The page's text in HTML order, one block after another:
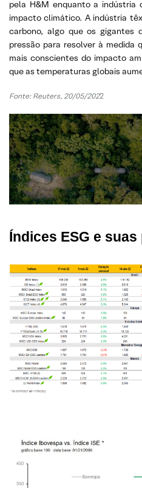
pela H&M enquanto a indústria
impacto climático. A indústria
carbono, algo que os gigantes
pressão para resolver à medida
mais conscientes do impacto
que as temperaturas globais
Fonte: Reuters, 20/05/2022
Índices ESG e